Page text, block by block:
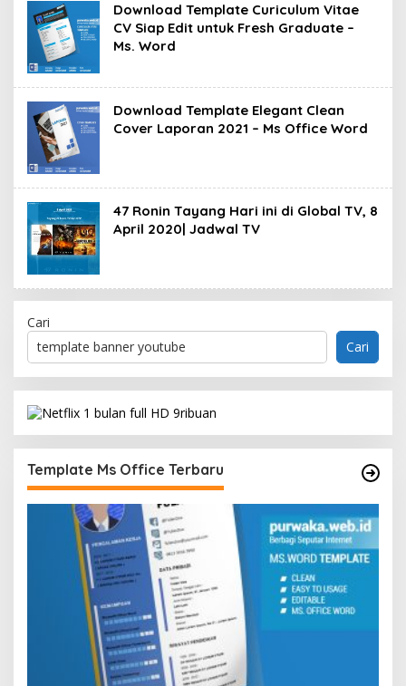
Download Template Curiculum Vitae
CV Siap Edit untuk Fresh Graduate –
Ms. Word
Download Template Elegant Clean
Cover Laporan 2021 – Ms Office Word
47 Ronin Tayang Hari ini di Global TV, 8
April 2020| Jadwal TV
Cari
Cari
Template Ms Office Terbaru